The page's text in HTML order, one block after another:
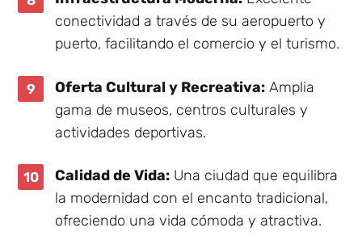
conectividad a través de su aeropuerto y
puerto, facilitando el comercio y el turismo.
Oferta Cultural y Recreativa: Amplia
gama de museos, centros culturales y
actividades deportivas.
Calidad de Vida: Una ciudad que equilibra
la modernidad con el encanto tradicional,
ofreciendo una vida cómoda y atractiva.